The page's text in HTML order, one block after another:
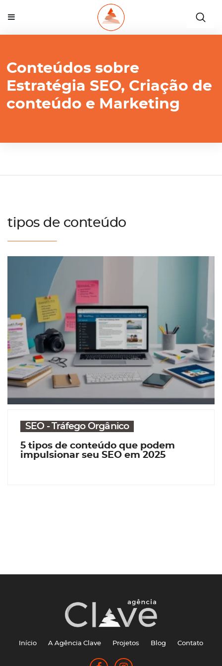
Conteúdos sobre
Estratégia SEO, Criação de
conteúdo e Marketing
tipos de conteúdo
SEO - Tráfego Orgânico
5 tipos de conteúdo que podem
impulsionar seu SEO em 2025
Início A Agência Clave Projetos Blog Contato